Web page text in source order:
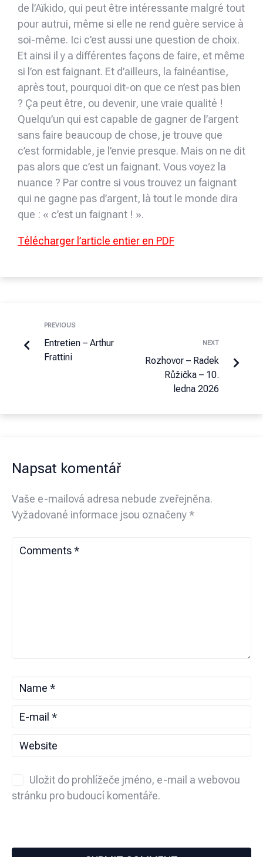
de l’Aïkido, qui peut être intéressante malgré tout
pour autrui, même si elle ne rend guère service à
soi-même. Ici c’est aussi une question de choix.
Et ainsi il y a différentes façons de faire, et même
si l’on est faignant. Et d’ailleurs, la fainéantise,
après tout, pourquoi dit-on que ce n’est pas bien
? Ça peut être, ou devenir, une vraie qualité !
Quelqu’un qui est capable de gagner de l’argent
sans faire beaucoup de chose, je trouve que
c’est formidable, je l’envie presque. Mais on ne dit
pas alors que c’est un faignant. Vous voyez la
nuance ? Par contre si vous trouvez un faignant
qui ne gagne pas d’argent, là tout le monde dira
que : « c’est un faignant ! ».
Télécharger l’article entier en PDF
PREVIOUS
Entretien – Arthur
Frattini
NEXT
Rozhovor – Radek
Růžička – 10.
ledna 2026
Napsat komentář
Vaše e-mailová adresa nebude zveřejněna.
Vyžadované informace jsou označeny*
Uložit do prohlížeče jméno, e-mail a webovou
stránku pro budoucí komentáře.